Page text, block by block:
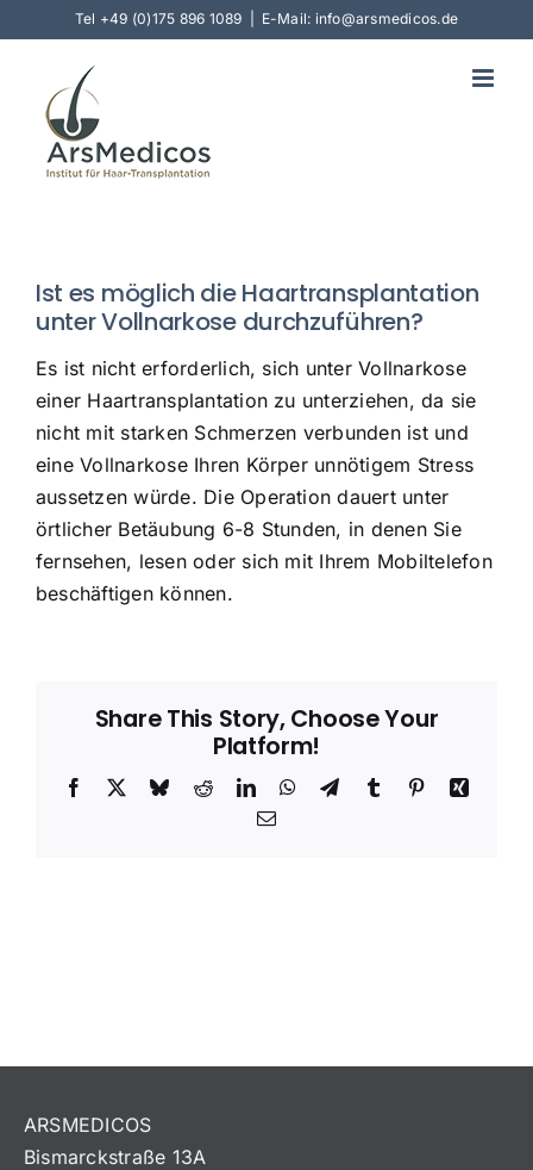
to
Tel +49 (0)175 896 1089 E-Mail: info@arsmedicos.de
Ist es möglich die Haartransplantation
unter Vollnarkose durchzuführen?
Es ist nicht erforderlich, sich unter Vollnarkose
einer Haartransplantation zu unterziehen, da sie
nicht mit starken Schmerzen verbunden ist und
eine Vollnarkose Ihren Körper unnötigem Stress
aussetzen würde. Die Operation dauert unter
örtlicher Betäubung 6-8 Stunden, in denen Sie
fernsehen, lesen oder sich mit Ihrem Mobiltelefon
beschäftigen können.
Share This Story, Choose Your
Platform!
Facebook BlueskyRedditLinkedInWhatsApp
TelegramTumblr PinterestXing
Email
ARSMEDICOS
Bismarckstraße 13A